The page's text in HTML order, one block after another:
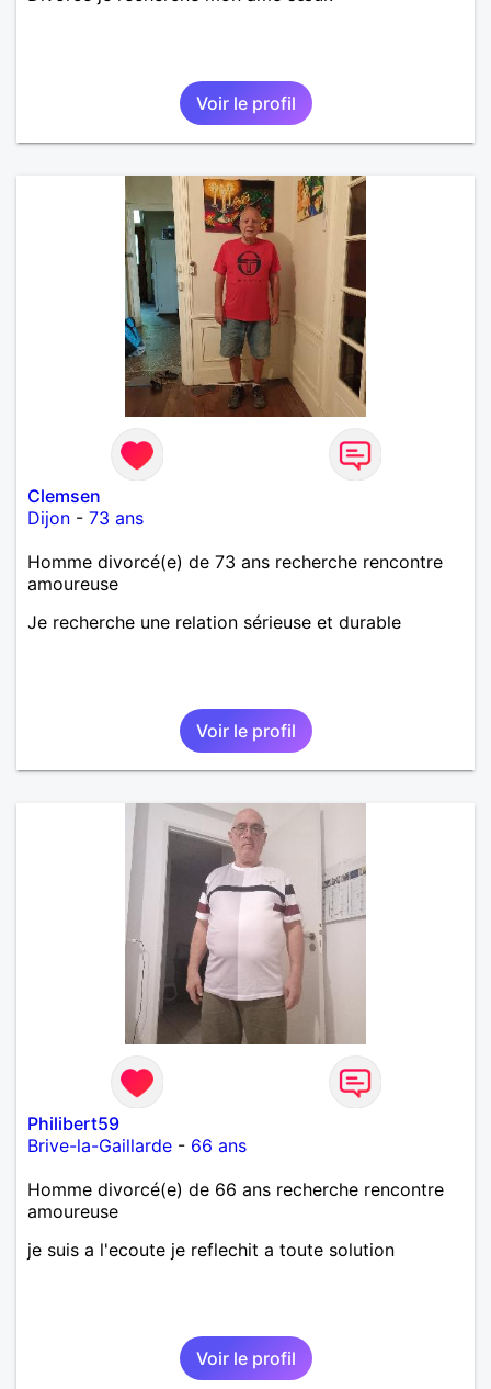
Voir le profil
Clemsen
Dijon - 73 ans
Homme divorcé(e) de 73 ans recherche rencontre
amoureuse
Je recherche une relation sérieuse et durable
Voir le profil
Philibert59
Brive-la-Gaillarde - 66 ans
Homme divorcé(e) de 66 ans recherche rencontre
amoureuse
je suis a l'ecoute je reflechit a toute solution
Voir le profil